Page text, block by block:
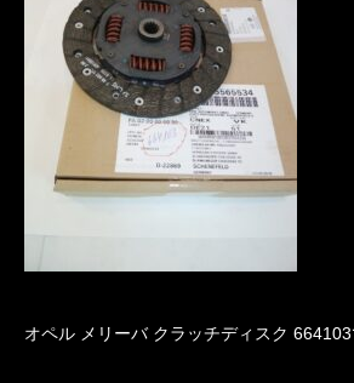
オペル メリーバ クラッチディスク 664103